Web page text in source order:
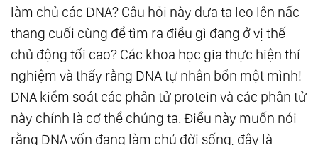
làm chủ các DNA? Câu hỏi này đưa ta leo lên nấc
thang cuối cùng để tìm ra điều gì đang ở vị thế
chủ động tối cao? Các khoa học gia thực hiện thí
nghiệm và thấy rằng DNA tự nhân bổn một mình!
DNA kiểm soát các phân tử protein và các phân tử
này chính là cơ thể chúng ta. Điều này muốn nói
rằng DNA vốn đang làm chủ đời sống, đây là